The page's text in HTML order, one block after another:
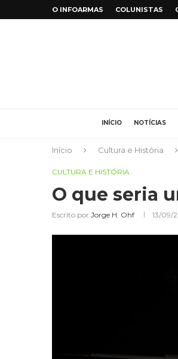
O INFOARMAS COLUNISTAS
INÍCIO NOTÍCIAS
Início Cultura e História
CULTURA E HISTÓRIA
O que seria
Escrito por Jorge H. Ohf 13/09/